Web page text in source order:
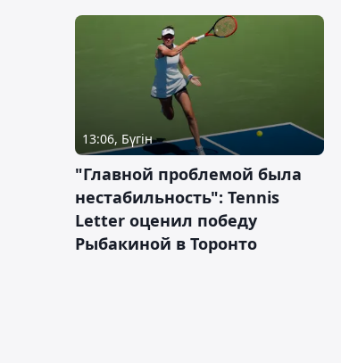
13:06, Бүгін
"Главной проблемой была
нестабильность": Tennis
Letter оценил победу
Рыбакиной в Торонто